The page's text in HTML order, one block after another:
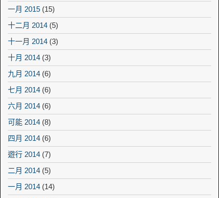
一月 2015 (15)
十二月 2014 (5)
十一月 2014 (3)
十月 2014 (3)
九月 2014 (6)
七月 2014 (6)
六月 2014 (6)
可能 2014 (8)
四月 2014 (6)
遊行 2014 (7)
二月 2014 (5)
一月 2014 (14)